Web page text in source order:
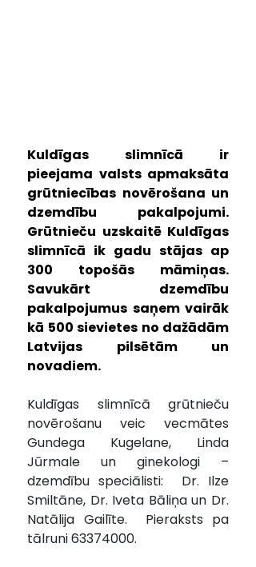
Kuldīgas slimnīcā ir
pieejama valsts apmaksāta
grūtniecības novērošana un
dzemdību pakalpojumi.
Grūtnieču uzskaitē Kuldīgas
slimnīcā ik gadu stājas ap
300 topošās māmiņas.
Savukārt dzemdību
pakalpojumus saņem vairāk
kā 500 sievietes no dažādām
Latvijas pilsētām un
novadiem.
Kuldīgas slimnīcā grūtnieču
novērošanu veic vecmātes
Gundega Kugelane, Linda
Jūrmale un ginekologi –
dzemdību speciālisti:  Dr. Ilze
Smiltāne, Dr. Iveta Bāliņa un Dr.
Natālija Gailīte.  Pieraksts pa
tālruni 63374000.